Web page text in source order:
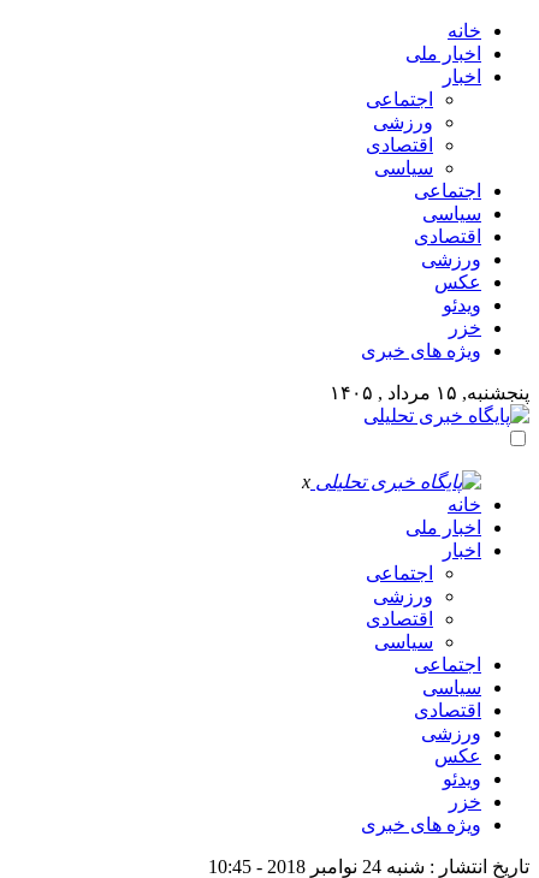
خانه
اخبار ملی
اخبار
اجتماعی
ورزشی
اقتصادی
سیاسی
اجتماعی
سیاسی
اقتصادی
ورزشی
عکس
ویدئو
خزر
ویژه های خبری
پنجشنبه, ۱۵ مرداد , ۱۴۰۵
x
خانه
اخبار ملی
اخبار
اجتماعی
ورزشی
اقتصادی
سیاسی
اجتماعی
سیاسی
اقتصادی
ورزشی
عکس
ویدئو
خزر
ویژه های خبری
تاریخ انتشار : شنبه 24 نوامبر 2018 - 10:45